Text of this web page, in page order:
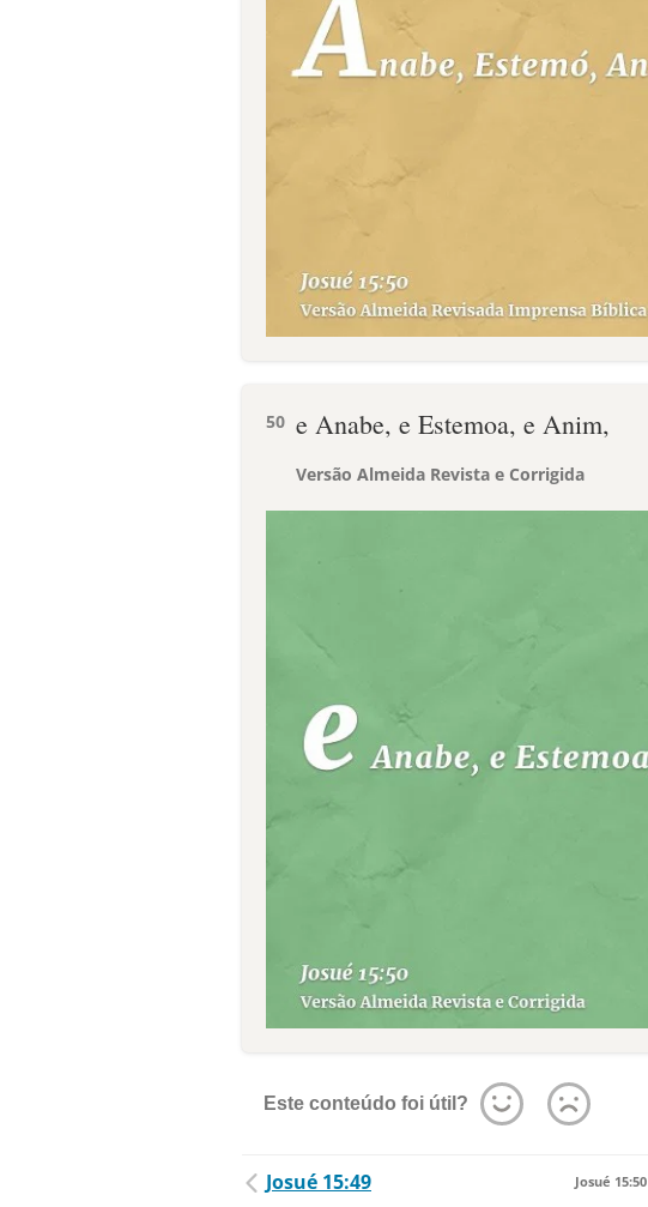
50 e Anabe, e Estemoa, e Anim,
Versão Almeida Revista e Corrigida
Este conteúdo foi útil?
Josué 15:49 Josué 15:50